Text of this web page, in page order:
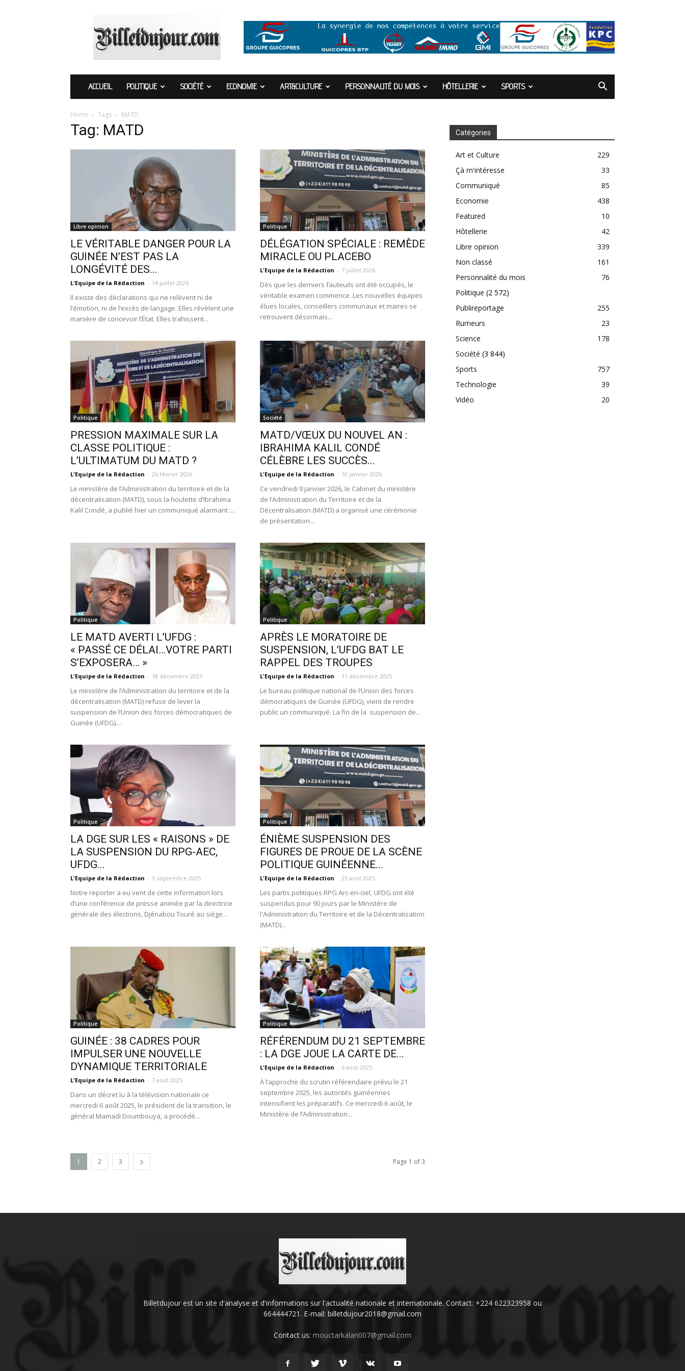
ACCUEIL POLITIQUE SOCIÉTÉ ECONOMIE ART&CULTURE PERSONNALITÉ DU MOIS HÔTELLERIE SPORTS
Home Tags MATD
Tag: MATD
Libre opinion
LE VÉRITABLE DANGER POUR LA
GUINÉE N’EST PAS LA
LONGÉVITÉ DES...
L'Equipe de la Rédaction - 14 juillet 2026
Il existe des déclarations qui ne relèvent ni de
l’émotion, ni de l’excès de langage. Elles révèlent une
manière de concevoir l’État. Elles trahissent...
Politique
DÉLÉGATION SPÉCIALE : REMÈDE
MIRACLE OU PLACEBO
L'Equipe de la Rédaction - 7 juillet 2026
Dès que les derniers fauteuils ont été occupés, le
véritable examen commence. Les nouvelles équipes
élues locales, conseillers communaux et maires se
retrouvent désormais...
Politique
PRESSION MAXIMALE SUR LA
CLASSE POLITIQUE :
L’ULTIMATUM DU MATD ?
L'Equipe de la Rédaction - 26 février 2026
Le ministère de l’Administration du territoire et de la
décentralisation (MATD), sous la houlette d’Ibrahima
Kalil Condé, a publié hier un communiqué alarmant :...
Société
MATD/VŒUX DU NOUVEL AN :
IBRAHIMA KALIL CONDÉ
CÉLÈBRE LES SUCCÈS...
L'Equipe de la Rédaction - 10 janvier 2026
Ce vendredi 9 janvier 2026, le Cabinet du ministère
de l’Administration du Territoire et de la
Décentralisation (MATD) a organisé une cérémonie
de présentation...
Politique
LE MATD AVERTI L’UFDG :
« PASSÉ CE DÉLAI…VOTRE PARTI
S’EXPOSERA… »
L'Equipe de la Rédaction - 18 décembre 2025
Le ministère de l’Administration du territoire et de la
décentralisation (MATD) refuse de lever la
suspension de l’Union des forces démocratiques de
Guinée (UFDG)....
Politique
APRÈS LE MORATOIRE DE
SUSPENSION, L’UFDG BAT LE
RAPPEL DES TROUPES
L'Equipe de la Rédaction - 11 décembre 2025
Le bureau politique national de l’Union des forces
démocratiques de Guinée (UFDG), vient de rendre
public un communiqué. La fin de la suspension de...
Politique
LA DGE SUR LES « RAISONS » DE
LA SUSPENSION DU RPG-AEC,
UFDG...
L'Equipe de la Rédaction - 3 septembre 2025
Notre reporter a eu vent de cette information lors
d’une conférence de presse animée par la directrice
générale des élections, Djénabou Touré au siège...
Politique
ÉNIÈME SUSPENSION DES
FIGURES DE PROUE DE LA SCÈNE
POLITIQUE GUINÉENNE...
L'Equipe de la Rédaction - 23 août 2025
Les partis politiques RPG Arc-en-ciel, UFDG ont été
suspendus pour 90 jours par le Ministère de
l'Administration du Territoire et de la Décentralisation
(MATD)...
Politique
GUINÉE : 38 CADRES POUR
IMPULSER UNE NOUVELLE
DYNAMIQUE TERRITORIALE
L'Equipe de la Rédaction - 7 août 2025
Dans un décret lu à la télévision nationale ce
mercredi 6 août 2025, le président de la transition, le
général Mamadi Doumbouya, a procédé...
Politique
RÉFÉRENDUM DU 21 SEPTEMBRE
: LA DGE JOUE LA CARTE DE...
L'Equipe de la Rédaction - 6 août 2025
À l’approche du scrutin référendaire prévu le 21
septembre 2025, les autorités guinéennes
intensifient les préparatifs. Ce mercredi 6 août, le
Ministère de l’Administration...
1 2 3 Page 1 of 3
Catégories
Art et Culture
229
Çà m'intéresse
33
Communiqué
85
Economie
438
Featured
10
Hôtellerie
42
Libre opinion
339
Non classé
161
Personnalité du mois
76
Politique (2 572)
Publireportage
255
Rumeurs
23
Science
178
Société (3 844)
Sports
757
Technologie
39
Vidéo
20
Billetdujour est un site d'analyse et d'informations sur l'actualité nationale et internationale. Contact: +224 622323958 ou
664444721. E-mail: billetdujour2018@gmail.com
Contact us: mouctarkalan007@gmail.com